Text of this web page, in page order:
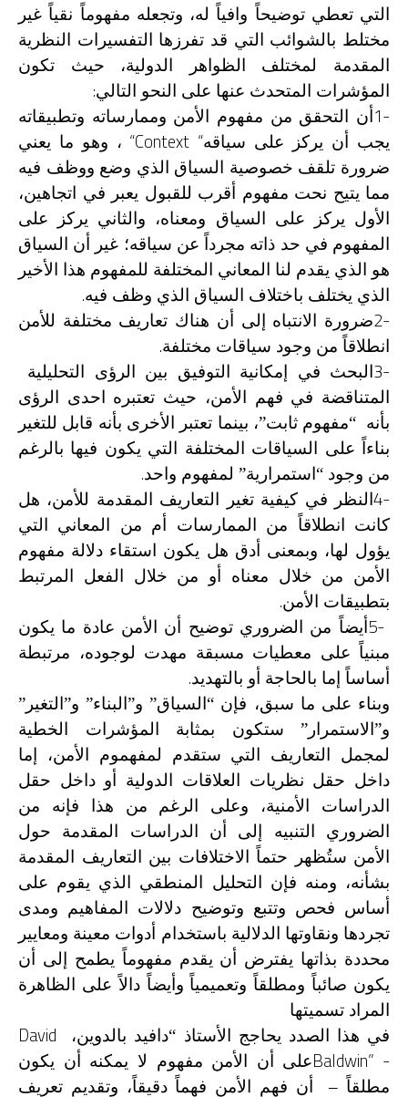
التي تعطي توضيحاً وافياً له، وتجعله مفهوماً نقياً غير
مختلط بالشوائب التي قد تفرزها التفسيرات النظرية
المقدمة لمختلف الظواهر الدولية، حيث تكون
المؤشرات المتحدث عنها على النحو التالي:
1- أن التحقق من مفهوم الأمن وممارساته وتطبيقاته
يجب أن يركز على سياقه“Context “ ، وهو ما يعني
ضرورة تلقف خصوصية السياق الذي وضع ووظف فيه
مما يتيح نحت مفهوم أقرب للقبول يعبر في اتجاهين،
الأول يركز على السياق ومعناه، والثاني يركز على
المفهوم في حد ذاته مجرداً عن سياقه؛ غير أن السياق
هو الذي يقدم لنا المعاني المختلفة للمفهوم هذا الأخير
الذي يختلف باختلاف السياق الذي وظف فيه.
2-ضرورة الانتباه إلى أن هناك تعاريف مختلفة للأمن
انطلاقاً من وجود سياقات مختلفة.
3- البحث في إمكانية التوفيق بين الرؤى التحليلية
المتناقضة في فهم الأمن، حيث تعتبره احدى الرؤى
بأنه “مفهوم ثابت”، بينما تعتبر الأخرى بأنه قابل للتغير
بناءاً على السياقات المختلفة التي يكون فيها بالرغم
من وجود “استمرارية” لمفهوم واحد.
4- النظر في كيفية تغير التعاريف المقدمة للأمن، هل
كانت انطلاقاً من الممارسات أم من المعاني التي
يؤول لها، وبمعنى أدق هل يكون استقاء دلالة مفهوم
الأمن من خلال معناه أو من خلال الفعل المرتبط
بتطبيقات الأمن.
5- أيضاً من الضروري توضيح أن الأمن عادة ما يكون
مبنياً على معطيات مسبقة مهدت لوجوده، مرتبطة
أساساً إما بالحاجة أو بالتهديد.
وبناء على ما سبق، فإن “السياق” و”البناء” و”التغير”
و”الاستمرار” ستكون بمثابة المؤشرات الخطية
لمجمل التعاريف التي ستقدم لمفهموم الأمن، إما
داخل حقل نظريات العلاقات الدولية أو داخل حقل
الدراسات الأمنية، وعلى الرغم من هذا فإنه من
الضروري التنبيه إلى أن الدراسات المقدمة حول
الأمن ستُظهر حتماً الاختلافات بين التعاريف المقدمة
بشأنه، ومنه فإن التحليل المنطقي الذي يقوم على
أساس فحص وتتبع وتوضيح دلالات المفاهيم ومدى
تجردها ونقاوتها الدلالية باستخدام أدوات معينة ومعايير
محددة بذاتها يفترض أن يقدم مفهوماً يطمح إلى أن
يكون صائباً ومطلقاً وتعميمياً وأيضاً دالاً على الظاهرة
المراد تسميتها
في هذا الصدد يحاجج الأستاذ “دافيد بالدوين، David
Baldwin” -على أن الأمن مفهوم لا يمكنه أن يكون
مطلقاً – أن فهم الأمن فهماً دقيقاً، وتقديم تعريف